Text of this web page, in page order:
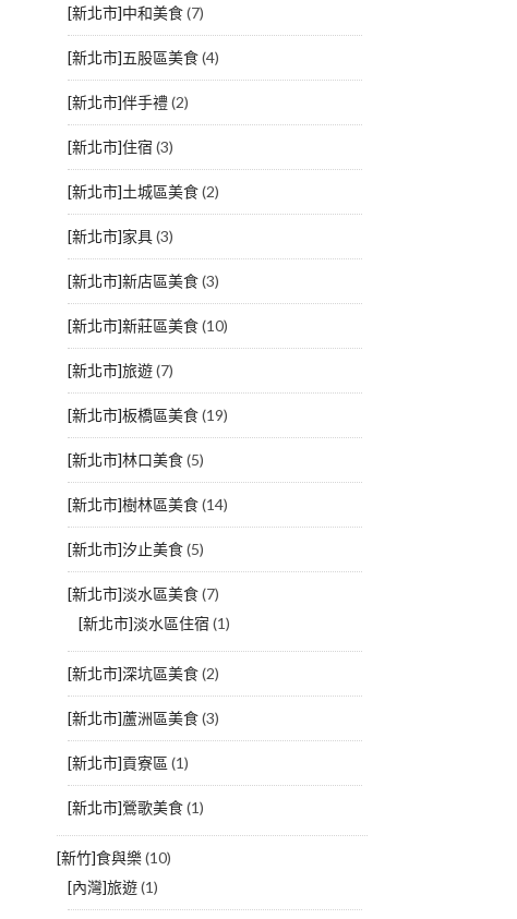
[新北市]中和美食(7)
[新北市]五股區美食(4)
[新北市]伴手禮(2)
[新北市]住宿 (3)
[新北市]土城區美食(2)
[新北市]家具(3)
[新北市]新店區美食(3)
[新北市]新莊區美食(10)
[新北市]旅遊(7)
[新北市]板橋區美食(19)
[新北市]林口美食(5)
[新北市]樹林區美食(14)
[新北市]汐止美食(5)
[新北市]淡水區美食(7)
[新北市]淡水區住宿 (1)
[新北市]深坑區美食(2)
[新北市]蘆洲區美食(3)
[新北市]貢寮區 (1)
[新北市]鶯歌美食(1)
[新竹]食與樂(10)
[內灣]旅遊(1)